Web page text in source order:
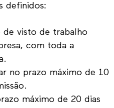
definidos:
de visto de trabalho
com toda a
no prazo máximo de 10
máximo de 20 dias